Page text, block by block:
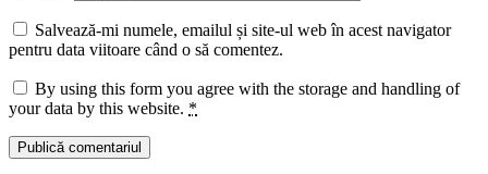
Salvează-mi numele, emailul și site-ul web în acest navigator
pentru data viitoare când o să comentez.
By using this form you agree with the storage and handling of
your data by this website. *
Publică comentariul